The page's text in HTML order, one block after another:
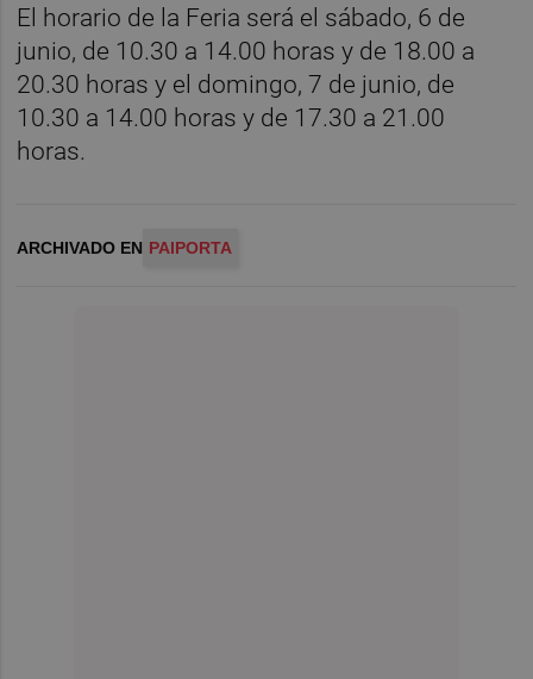
El horario de la Feria será el sábado, 6 de
junio, de 10.30 a 14.00 horas y de 18.00 a
20.30 horas y el domingo, 7 de junio, de
10.30 a 14.00 horas y de 17.30 a 21.00
horas.
ARCHIVADO EN PAIPORTA